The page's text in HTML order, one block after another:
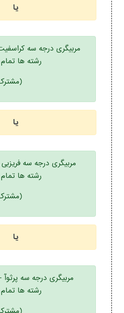
یا
مربیگری درجه سه
رشته ها
یا
مربیگری درجه سه
رشته ها
یا
مربیگری درجه سه
رشته ها